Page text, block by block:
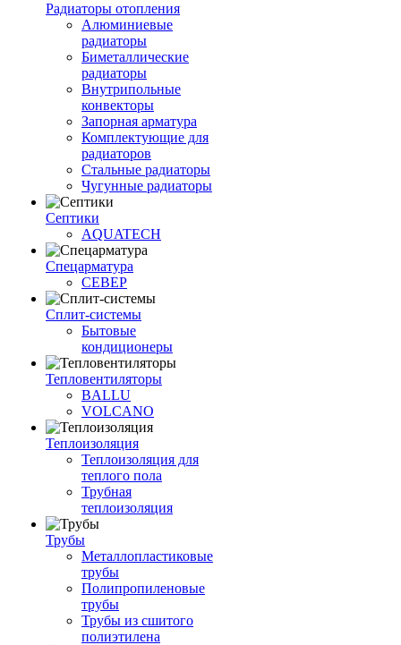
Радиаторы отопления
Алюминиевые
радиаторы
Биметаллические
радиаторы
Внутрипольные
конвекторы
Запорная арматура
Комплектующие для
радиаторов
Стальные радиаторы
Чугунные радиаторы
Септики
AQUATECH
Спецарматура
СЕВЕР
Сплит-системы
Бытовые
кондиционеры
Тепловентиляторы
BALLU
VOLCANO
Теплоизоляция
Теплоизоляция для
теплого пола
Трубная
теплоизоляция
Трубы
Металлопластиковые
трубы
Полипропиленовые
трубы
Трубы из сшитого
полиэтилена